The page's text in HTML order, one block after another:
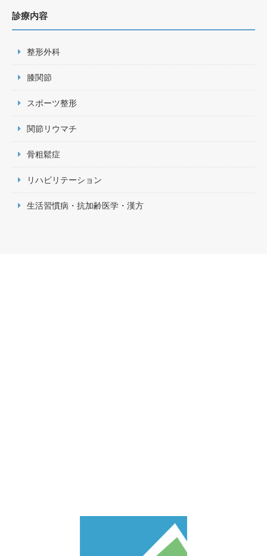
診療内容
整形外科
膝関節
スポーツ整形
関節リウマチ
骨粗鬆症
リハビリテーション
生活習慣病・抗加齢医学・漢方